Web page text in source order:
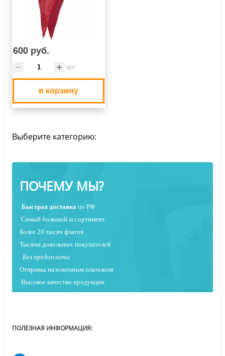
600 руб.
шт
в корзину
Выберите категорию:
ПОЧЕМУ МЫ?
Быстрая доставка по РФ
Самый большой ассортимент
Более 20 тысяч флагов
Тысячи довольных покупателей
Без предоплаты
Отправка наложенным платежом
Высокое качество продукции
ПОЛЕЗНАЯ ИНФОРМАЦИЯ: